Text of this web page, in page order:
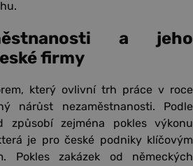
a jeho
firmy
který ovlivní trh práce v roce
nárůst nezaměstnanosti. Podle
způsobí zejména pokles výkonu
je pro české podniky klíčovým
Pokles zakázek od německých